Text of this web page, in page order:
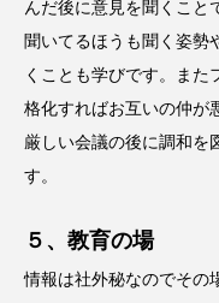
んだ後に意見を聞くこと
聞いてるほうも聞く姿勢
くことも学びです。また
格化すればお互いの仲が
厳しい会議の後に調和を
す。
５、教育の場
情報は社外秘なのでその